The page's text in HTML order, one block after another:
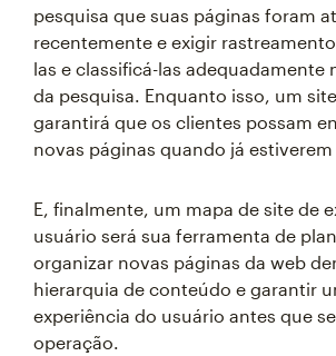
pesquisa que suas páginas foram
recentemente e exigir
las e classificá-las adequadamente
da pesquisa. Enquanto isso, um
garantirá que os clientes possam
novas páginas quando já
E, finalmente, um mapa de site de
usuário será sua ferramenta de
organizar novas páginas da web
hierarquia de conteúdo e garantir
experiência do usuário antes que
operação.